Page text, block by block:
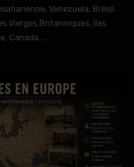
Venezuela, Brésil,
Vierges Britanniques, Iles
Canada ...